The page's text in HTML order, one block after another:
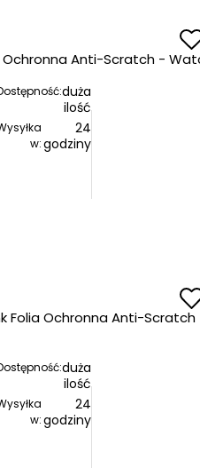
Ochronna Anti-Scratch -
duża
ilość
w:
24
godziny
Folia Ochronna Anti-
duża
ilość
w:
24
godziny